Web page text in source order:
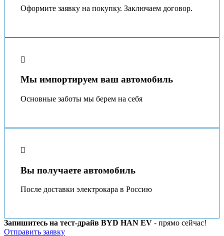
Оформите заявку на покупку. Заключаем договор.
Мы импортируем ваш автомобиль
Основные заботы мы берeм на себя
Вы получаете автомобиль
После доставки электрокара в Россию
Запишитесь на тест-драйв BYD HAN EV - прямо сейчас!
Отправить заявку